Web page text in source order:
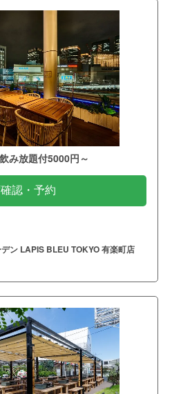
み放題付5000円～
認・予約
ン LAPIS BLEU TOKYO 有楽町店